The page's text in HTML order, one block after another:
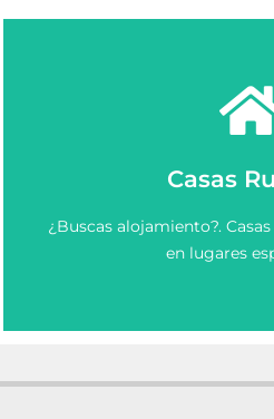
Casas
¿Buscas alojamiento?.
en lugares
Casas Rurales
Ver más